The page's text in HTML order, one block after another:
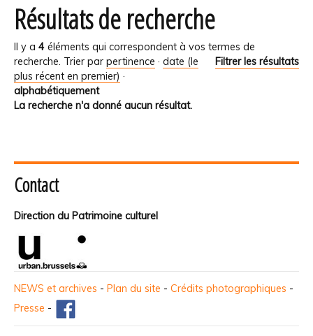
Résultats de recherche
Il y a 4 éléments qui correspondent à vos termes de
recherche.
Filtrer les résultats
Trier par pertinence · date (le
plus récent en premier) ·
alphabétiquement
La recherche n'a donné aucun résultat.
Contact
Direction du Patrimoine culturel
NEWS et archives - Plan du site - Crédits photographiques -
Presse -